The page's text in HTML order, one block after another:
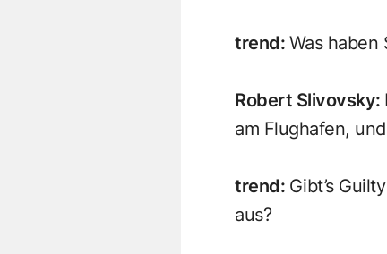
trend: Was haben
Robert Slivovsky:
am Flughafen,
trend: Gibt’s
aus?